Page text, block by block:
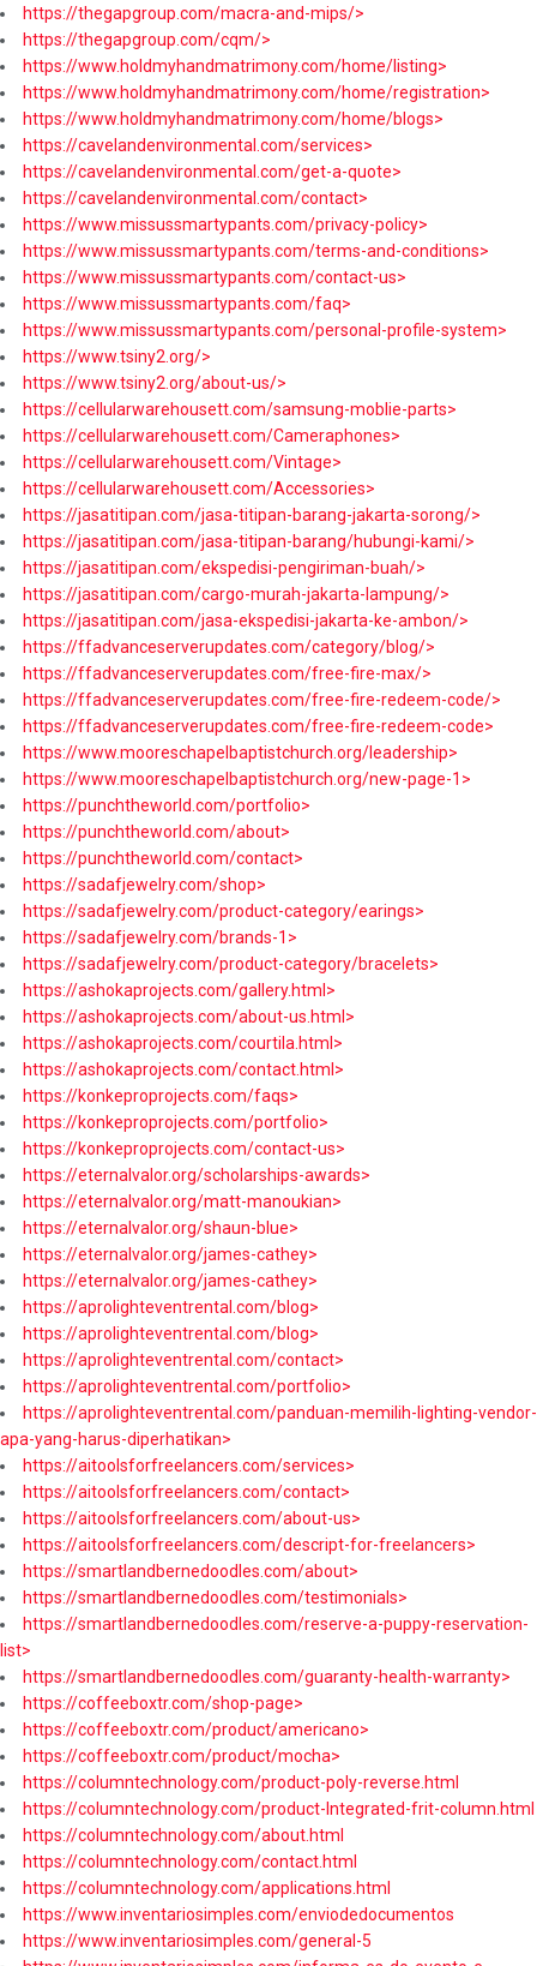
https://thegapgroup.com/macra-and-mips/>
https://thegapgroup.com/cqm/>
https://www.holdmyhandmatrimony.com/home/listing>
https://www.holdmyhandmatrimony.com/home/registration>
https://www.holdmyhandmatrimony.com/home/blogs>
https://cavelandenvironmental.com/services>
https://cavelandenvironmental.com/get-a-quote>
https://cavelandenvironmental.com/contact>
https://www.missussmartypants.com/privacy-policy>
https://www.missussmartypants.com/terms-and-conditions>
https://www.missussmartypants.com/contact-us>
https://www.missussmartypants.com/faq>
https://www.missussmartypants.com/personal-profile-system>
https://www.tsiny2.org/>
https://www.tsiny2.org/about-us/>
https://cellularwarehousett.com/samsung-moblie-parts>
https://cellularwarehousett.com/Cameraphones>
https://cellularwarehousett.com/Vintage>
https://cellularwarehousett.com/Accessories>
https://jasatitipan.com/jasa-titipan-barang-jakarta-sorong/>
https://jasatitipan.com/jasa-titipan-barang/hubungi-kami/>
https://jasatitipan.com/ekspedisi-pengiriman-buah/>
https://jasatitipan.com/cargo-murah-jakarta-lampung/>
https://jasatitipan.com/jasa-ekspedisi-jakarta-ke-ambon/>
https://ffadvanceserverupdates.com/category/blog/>
https://ffadvanceserverupdates.com/free-fire-max/>
https://ffadvanceserverupdates.com/free-fire-redeem-code/>
https://ffadvanceserverupdates.com/free-fire-redeem-code>
https://www.mooreschapelbaptistchurch.org/leadership>
https://www.mooreschapelbaptistchurch.org/new-page-1>
https://punchtheworld.com/portfolio>
https://punchtheworld.com/about>
https://punchtheworld.com/contact>
https://sadafjewelry.com/shop>
https://sadafjewelry.com/product-category/earings>
https://sadafjewelry.com/brands-1>
https://sadafjewelry.com/product-category/bracelets>
https://ashokaprojects.com/gallery.html>
https://ashokaprojects.com/about-us.html>
https://ashokaprojects.com/courtila.html>
https://ashokaprojects.com/contact.html>
https://konkeproprojects.com/faqs>
https://konkeproprojects.com/portfolio>
https://konkeproprojects.com/contact-us>
https://eternalvalor.org/scholarships-awards>
https://eternalvalor.org/matt-manoukian>
https://eternalvalor.org/shaun-blue>
https://eternalvalor.org/james-cathey>
https://eternalvalor.org/james-cathey>
https://aprolighteventrental.com/blog>
https://aprolighteventrental.com/blog>
https://aprolighteventrental.com/contact>
https://aprolighteventrental.com/portfolio>
https://aprolighteventrental.com/panduan-memilih-lighting-vendor-
apa-yang-harus-diperhatikan>
https://aitoolsforfreelancers.com/services>
https://aitoolsforfreelancers.com/contact>
https://aitoolsforfreelancers.com/about-us>
https://aitoolsforfreelancers.com/descript-for-freelancers>
https://smartlandbernedoodles.com/about>
https://smartlandbernedoodles.com/testimonials>
https://smartlandbernedoodles.com/reserve-a-puppy-reservation-
list>
https://smartlandbernedoodles.com/guaranty-health-warranty>
https://coffeeboxtr.com/shop-page>
https://coffeeboxtr.com/product/americano>
https://coffeeboxtr.com/product/mocha>
https://columntechnology.com/product-poly-reverse.html
https://columntechnology.com/product-Integrated-frit-column.html
https://columntechnology.com/about.html
https://columntechnology.com/contact.html
https://columntechnology.com/applications.html
https://www.inventariosimples.com/enviodedocumentos
https://www.inventariosimples.com/general-5